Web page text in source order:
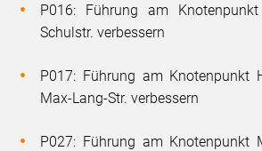
P016: Führung am
Schulstr. verbessern
P017: Führung am Knotenpunkt
Max-Lang-Str. verbessern
P027: Führung am Knotenpunkt